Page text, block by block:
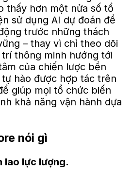
thấy hơn một nửa số tổ
sử dụng AI dự đoán để
trước những thách
– thay vì chỉ theo dõi
thông minh hướng tới
của chiến lược bền
tự hào được hợp tác trên
giúp mọi tổ chức biến
khả năng vận hành dựa
nói gì
lao lực lượng.